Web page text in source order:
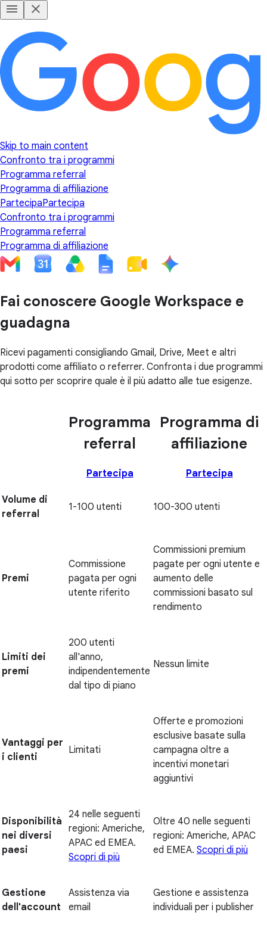
Skip to main content
Confronto tra i programmi
Programma referral
Programma di affiliazione
PartecipaPartecipa
Confronto tra i programmi
Programma referral
Programma di affiliazione
Fai conoscere Google Workspace e
guadagna
Ricevi pagamenti consigliando Gmail, Drive, Meet e altri
prodotti come affiliato o referrer. Confronta i due programmi
qui sotto per scoprire quale è il più adatto alle tue esigenze.
Programma
referral
Partecipa
Programma di
affiliazione
Partecipa
Volume di
referral
1-100 utenti 100-300 utenti
Premi
Commissione
pagata per ogni
utente riferito
Commissioni premium
pagate per ogni utente e
aumento delle
commissioni basato sul
rendimento
Limiti dei
premi
200 utenti
all'anno,
indipendentemente
dal tipo di piano
Nessun limite
Vantaggi per
i clienti
Limitati
Offerte e promozioni
esclusive basate sulla
campagna oltre a
incentivi monetari
aggiuntivi
Disponibilità
nei diversi
paesi
24 nelle seguenti
regioni: Americhe,
APAC ed EMEA.
Scopri di più
Oltre 40 nelle seguenti
regioni: Americhe, APAC
ed EMEA. Scopri di più
Gestione
dell'account
Assistenza via
email
Gestione e assistenza
individuali per i publisher